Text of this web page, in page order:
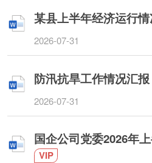
某县上半年经济运行
2026-07-31
防汛抗旱工作情况汇报
2026-07-31
国企公司党委2026年
VIP